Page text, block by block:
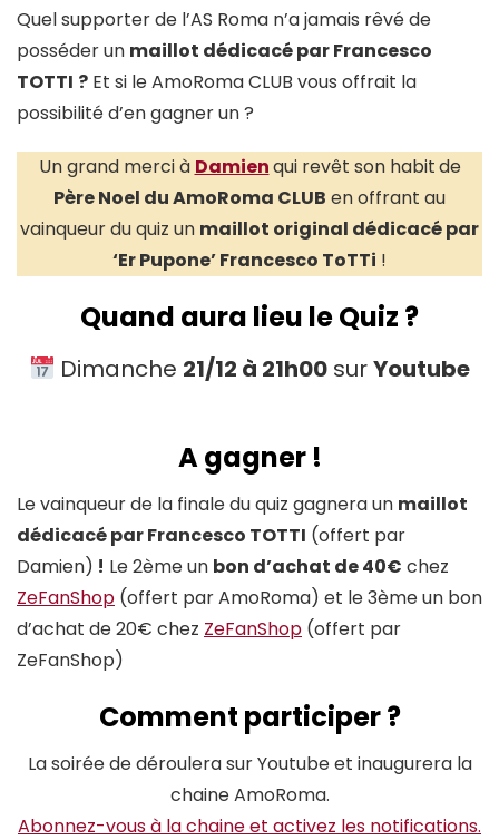
Quel supporter de l’AS Roma n’a jamais rêvé de
posséder un maillot dédicacé par Francesco
TOTTI ? Et si le AmoRoma CLUB vous offrait la
possibilité d’en gagner un ?
Un grand merci à Damienqui revêt son habitde
Père Noel du AmoRoma CLUB en offrant au
vainqueur du quiz un maillot original dédicacé par
‘Er Pupone’ Francesco ToTTi !
Quand aura lieu le Quiz ?
Dimanche 21/12 à 21h00surYoutube
A gagner !
Le vainqueur de la finale du quiz gagnera un maillot
dédicacé par Francesco TOTTI (offert par
Damien) ! Le 2ème un bon d’achat de 40€ chez
ZeFanShop (offert par AmoRoma) et le 3ème un bon
d’achat de 20€ chez ZeFanShop (offert par
ZeFanShop)
Comment participer ?
La soirée de déroulera sur Youtube et inaugurera la
chaine AmoRoma.
Abonnez-vous à la chaine et activez les notifications.